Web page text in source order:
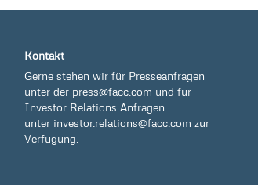
Kontakt
Gerne stehen wir für Presseanfragen
unter der press@facc.com und für
Investor Relations Anfragen
unter investor.relations@facc.com zur
Verfügung.